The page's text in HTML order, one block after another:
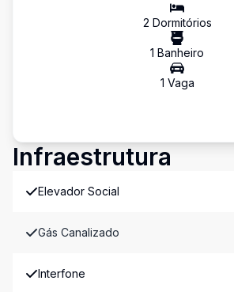
2 Dormitórios
1 Banheiro
1 Vaga
Infraestrutura
Elevador Social
Gás Canalizado
Interfone